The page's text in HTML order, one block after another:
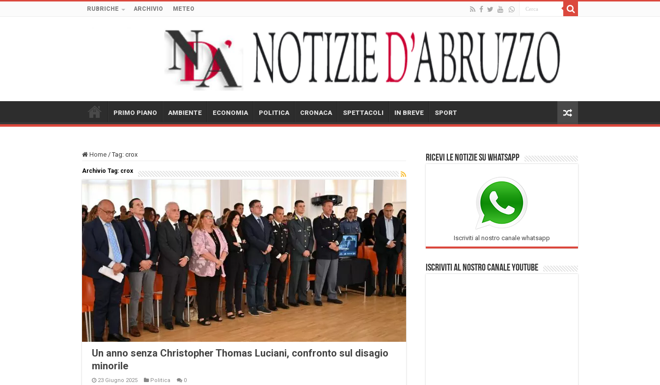
RUBRICHE ARCHIVIO METEO
PRIMO PIANO AMBIENTE ECONOMIA POLITICA CRONACA SPETTACOLI IN BREVE SPORT
Home / Tag: crox
Archivio Tag: crox
Un anno senza Christopher Thomas Luciani, confronto sul disagio
minorile
23 Giugno 2025 Politica 0
Ricevi le notizie su Whatsapp
Iscriviti al nostro canale whatsapp
Iscriviti al nostro Canale Youtube